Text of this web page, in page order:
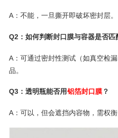
A：不能，一旦撕开即破坏密封层。
Q2：如何判断封口膜与容器是否匹
A：可通过密封性测试（如真空检
品。
Q3：透明瓶能否用铝箔封口膜 ？
A：可以，但会遮挡内容物，需权衡